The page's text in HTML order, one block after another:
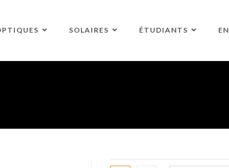
SOLAIRES ÉTUDIANTS